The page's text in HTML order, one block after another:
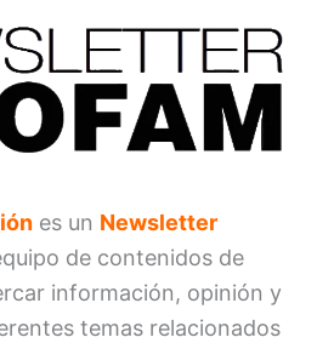
es un Newsletter
de contenidos de
información, opinión y
temas relacionados